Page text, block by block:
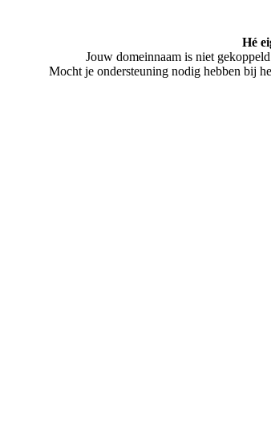
Hé
Jouw domeinnaam is niet
Mocht je ondersteuning nodig hebben bij